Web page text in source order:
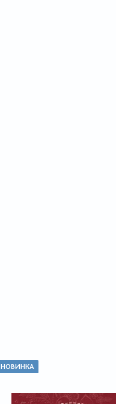
НОВИНКА